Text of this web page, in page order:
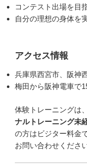
コンテスト出場を目
自分の理想の身体を
アクセス情報
兵庫県西宮市、阪神
梅田から阪神電車で
体験トレーニングは、
ナルトレーニング未
の方はビジター料金
お問い合わせくださ